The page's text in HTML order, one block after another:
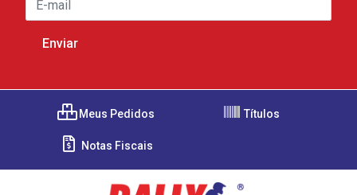
Meus Pedidos Títulos
Notas Fiscais